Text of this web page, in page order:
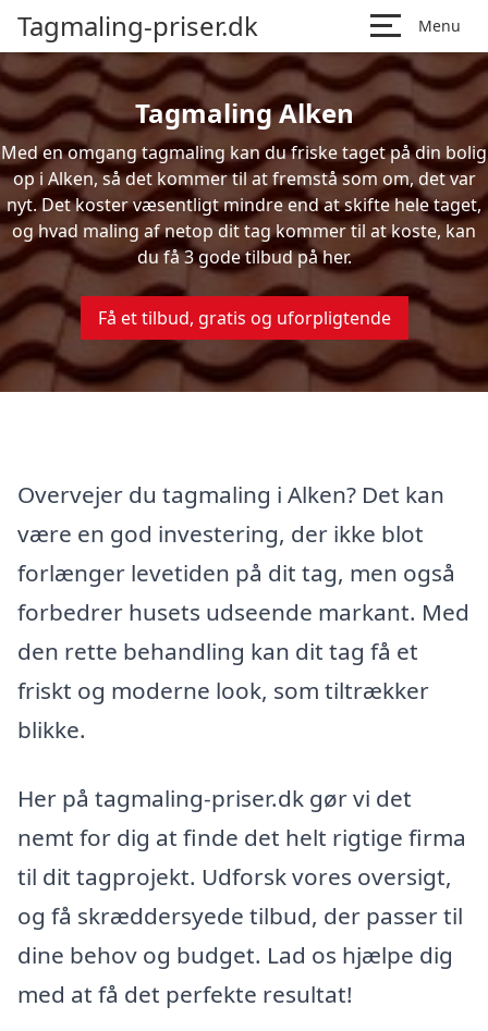
Tagmaling-priser.dk Menu
Tagmaling Alken
Med en omgang tagmaling kan du friske taget på din bolig
op i Alken, så det kommer til at fremstå som om, det var
nyt. Det koster væsentligt mindre end at skifte hele taget,
og hvad maling af netop dit tag kommer til at koste, kan
du få 3 gode tilbud på her.
Få et tilbud, gratis og uforpligtende
Overvejer du tagmaling i Alken? Det kan
være en god investering, der ikke blot
forlænger levetiden på dit tag, men også
forbedrer husets udseende markant. Med
den rette behandling kan dit tag få et
friskt og moderne look, som tiltrækker
blikke.
Her på tagmaling-priser.dk gør vi det
nemt for dig at finde det helt rigtige firma
til dit tagprojekt. Udforsk vores oversigt,
og få skræddersyede tilbud, der passer til
dine behov og budget. Lad os hjælpe dig
med at få det perfekte resultat!